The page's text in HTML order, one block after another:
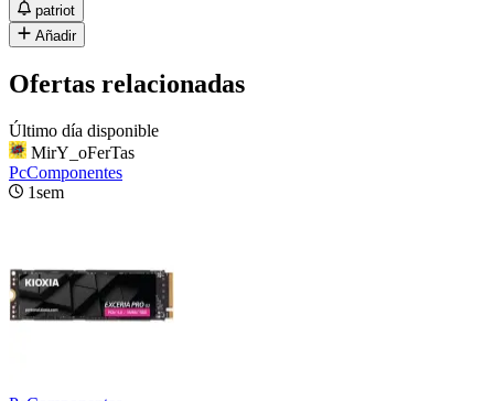
patriot
Añadir
Ofertas relacionadas
Último día disponible
MirY_oFerTas
PcComponentes
1sem